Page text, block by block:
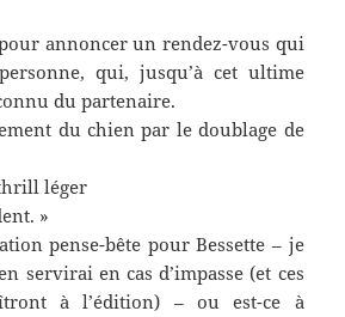
annoncer un rendez-vous qui
qui, jusqu’à cet ultime
du partenaire.
du chien par le doublage de
léger
»
pense-bête pour Bessette – je
servirai en cas d’impasse (et ces
à l’édition) – ou est-ce à